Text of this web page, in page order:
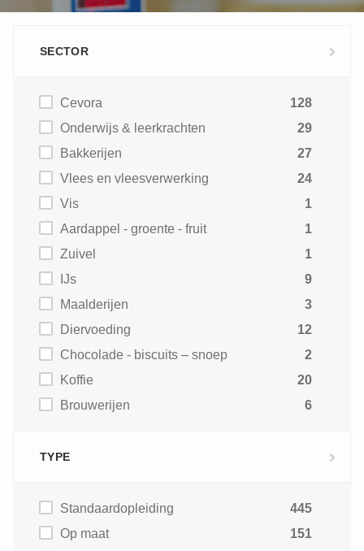
SECTOR
Cevora
128
Onderwijs & leerkrachten
29
Bakkerijen
27
Vlees en vleesverwerking
24
Vis
1
Aardappel - groente - fruit
1
Zuivel
1
IJs
9
Maalderijen
3
Diervoeding
12
Chocolade - biscuits – snoep
2
Koffie
20
Brouwerijen
6
TYPE
Standaardopleiding
445
Op maat
151